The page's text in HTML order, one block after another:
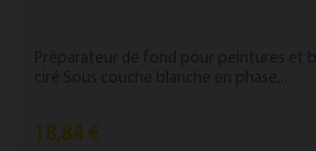
18,84 €